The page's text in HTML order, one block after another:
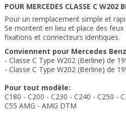
POUR MERCEDES CLASSE C W202
Pour un remplacement simple et
Se montent en lieu et place des feux
fixations et connecteurs identiques.
Conviennent pour Mercedes
- Classe C Type W202 (Berline) de
- Classe C Type W202 (Berline) de
Pour tout modèle:
C180 - C200 - C230 - C240 - C250 -
C55 AMG - AMG DTM